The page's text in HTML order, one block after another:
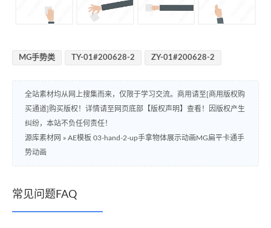
MG手势类 TY-01#200628-2 ZY-01#200628-2
全站素材均从网上搜集而来，仅限于学习交流。商用请至[商用版权购
买通道]购买版权！详情请至网页底部【版权声明】查看！因版权产生
纠纷，本站不负任何责任！
源库素材网 » AE模板 03-hand-2-up手拿物体展示动画MG扁平卡通手
势动画
常见问题FAQ